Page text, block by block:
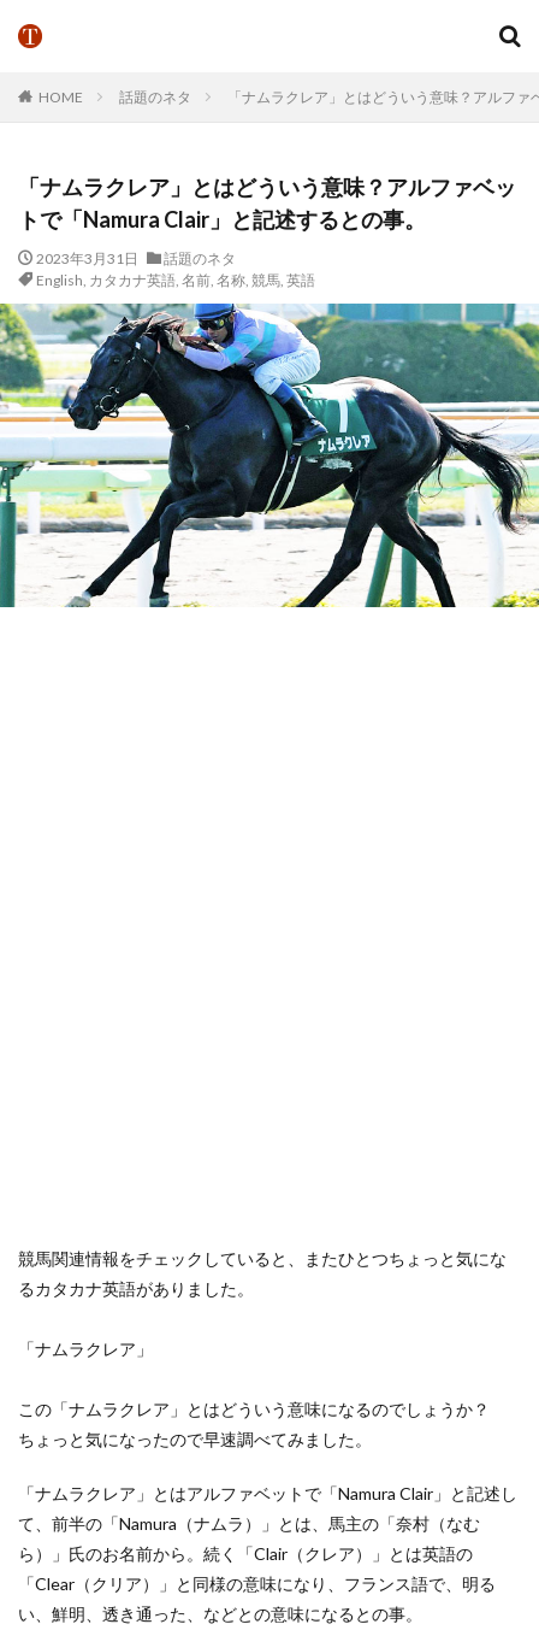
HOME 話題のネタ 「ナムラクレア」とはどういう意味？アルフ
「ナムラクレア」とはどういう意味？アルファベッ
トで「Namura Clair」と記述するとの事。
2023年3月31日
話題のネタ
English, カタカナ英語, 名前, 名称, 競馬, 英語
競馬関連情報をチェックしていると、またひとつちょっと気にな
るカタカナ英語がありました。
「ナムラクレア」
この「ナムラクレア」とはどういう意味になるのでしょうか？
ちょっと気になったので早速調べてみました。
「ナムラクレア」とはアルファベットで「Namura Clair」と記述し
て、前半の「Namura（ナムラ）」とは、馬主の「奈村（なむ
ら）」氏のお名前から。続く「Clair（クレア）」とは英語の
「Clear（クリア）」と同様の意味になり、フランス語で、明る
い、鮮明、透き通った、などとの意味になるとの事。